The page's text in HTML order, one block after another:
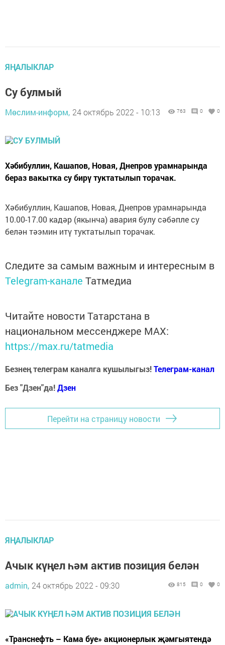
ЯҢАЛЫКЛАР
Су булмый
Мөслим-информ, 24 октябрь 2022 - 10:13 763 0 0
Хәбибуллин, Кашапов, Новая, Днепров урамнарында
бераз вакытка су бирү туктатылып торачак.
Хәбибуллин, Кашапов, Новая, Днепров урамнарында
10.00-17.00 кадәр (якынча) авария булу сәбәпле су
белән тәэмин итү туктатылып торачак.
Следите за самым важным и интересным в
Telegram-канале Татмедиа
Читайте новости Татарстана в
национальном мессенджере MАХ:
https://max.ru/tatmedia
Безнең телеграм каналга кушылыгыз!Телеграм-канал
Без "Дзен"да!Дзен
Перейти на страницу новости
ЯҢАЛЫКЛАР
Ачык күңел һәм актив позиция белән
admin, 24 октябрь 2022 - 09:30 815 0 0
«Транснефть – Кама буе» акционерлык җәмгыятендә